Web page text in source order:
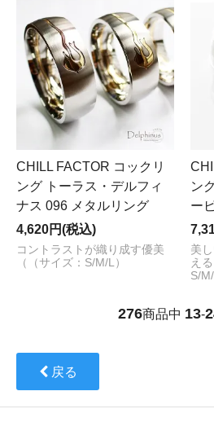
CHILL FACTOR コックリ
ング トーラス・デルフィ
ナス 096 メタルリング
4,620円(税込)
コントラストが織り成す優美
（（サイズ：S/M/L）
ン
ー
美
え
S/M/
276商品中 13-
戻る